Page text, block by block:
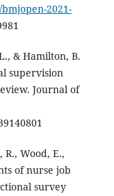
2021-
& Hamilton, B.
supervision
Journal of
R., Wood, E.,
of nurse job
survey